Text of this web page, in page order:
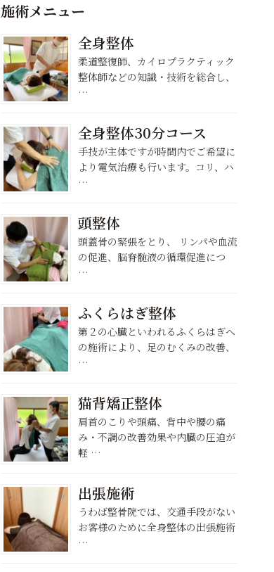
年相撲大会で長松
が団体優勝！
2025年9月11日
確認につい
2024年9月14日
施術メニュー
全身整体
柔道整復師、カイロプラクティック
整体師などの知識・技術を総合し、
…
全身整体30分コース
手技が主体ですが時間内でご希望に
より電気治療も行います。コリ、ハ
…
頭整体
頭蓋骨の緊張をとり、 リンパや血流
の促進、脳脊髄液の循環促進につ
…
ふくらはぎ整体
第２の心臓といわれるふくらはぎへ
の施術により、足のむくみの改善、
…
猫背矯正整体
肩首のこりや頭痛、背中や腰の痛
み・不調の改善効果や内臓の圧迫が
軽 …
出張施術
うわば整骨院では、交通手段がない
お客様のために全身整体の出張施術
…